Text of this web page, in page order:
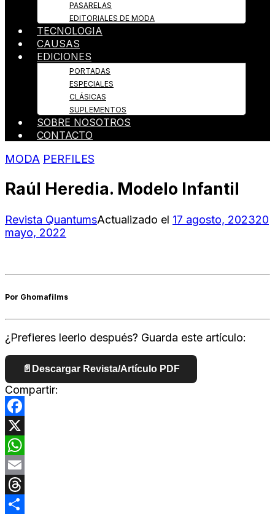
PASARELAS
EDITORIALES DE MODA
TECNOLOGIA
CAUSAS
EDICIONES
PORTADAS
ESPECIALES
CLÁSICAS
SUPLEMENTOS
SOBRE NOSOTROS
CONTACTO
MODA PERFILES
Raúl Heredia. Modelo Infantil
Revista QuantumsActualizado el 17 agosto, 202320
mayo, 2022
Por Ghomafilms
¿Prefieres leerlo después? Guarda este artículo:
📄 Descargar Revista/Artículo PDF
Compartir:
Facebook
X
WhatsApp
Email
Threads